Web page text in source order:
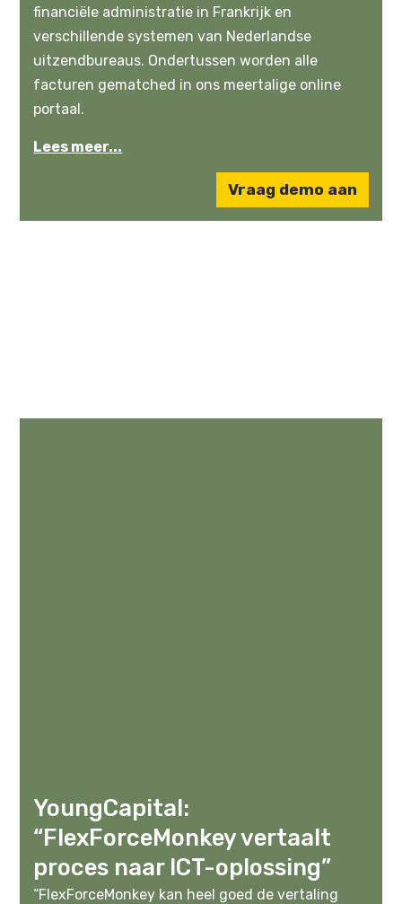
financiële administratie in Frankrijk en
verschillende systemen van Nederlandse
uitzendbureaus. Ondertussen worden alle
facturen gematched in ons meertalige online
portaal.
Lees meer...
Vraag demo aan
YoungCapital:
“FlexForceMonkey vertaalt
proces naar ICT-oplossing”
“FlexForceMonkey kan heel goed de vertaling